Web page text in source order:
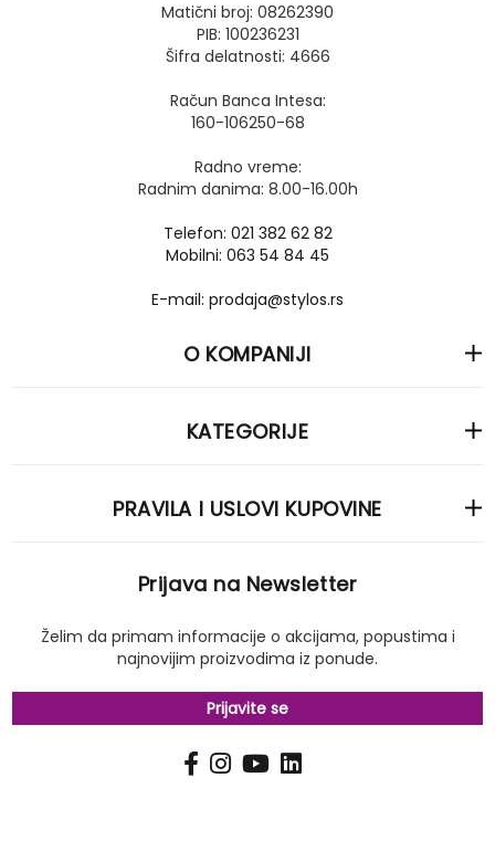
Matični broj: 08262390
PIB: 100236231
Šifra delatnosti: 4666
Račun Banca Intesa:
160-106250-68
Radno vreme:
Radnim danima: 8.00-16.00h
Telefon: 021 382 62 82
Mobilni: 063 54 84 45
E-mail: prodaja@stylos.rs
O KOMPANIJI
KATEGORIJE
PRAVILA I USLOVI KUPOVINE
Prijava na Newsletter
Želim da primam informacije o akcijama, popustima i
najnovijim proizvodima iz ponude.
Prijavite se